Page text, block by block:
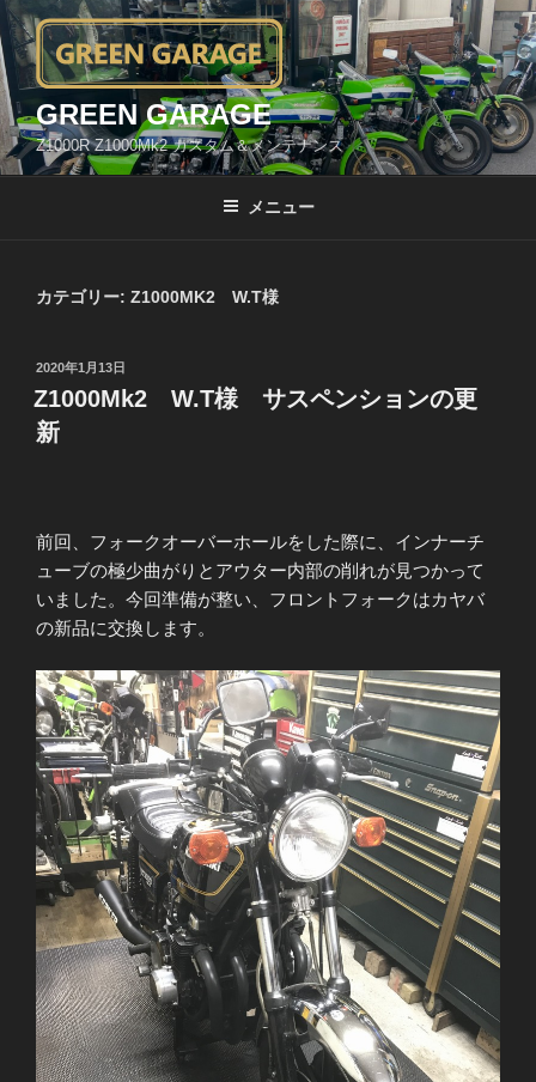
コ
ン
テ
ン
ツ
へ
GREEN GARAGE
Z1000R Z1000Mk2 カスタム＆メンテナンス
メニュー
カテゴリー: Z1000MK2 W.T様
投
稿
日:
2020年1月13日
Z1000Mk2 W.T様 サスペンションの更
新
前回、フォークオーバーホールをした際に、インナーチ
ューブの極少曲がりとアウター内部の削れが見つかって
いました。今回準備が整い、フロントフォークはカヤバ
の新品に交換します。